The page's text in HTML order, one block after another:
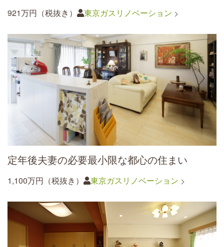
921万円（税抜き） 東京ガスリノベーション
定年後夫妻の必要最小限な都心の住まい
1,100万円（税抜き） 東京ガスリノベーション